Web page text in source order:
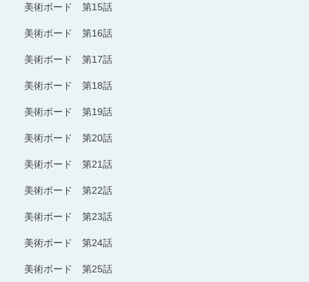
美術ボード 第15話
美術ボード 第16話
美術ボード 第17話
美術ボード 第18話
美術ボード 第19話
美術ボード 第20話
美術ボード 第21話
美術ボード 第22話
美術ボード 第23話
美術ボード 第24話
美術ボード 第25話